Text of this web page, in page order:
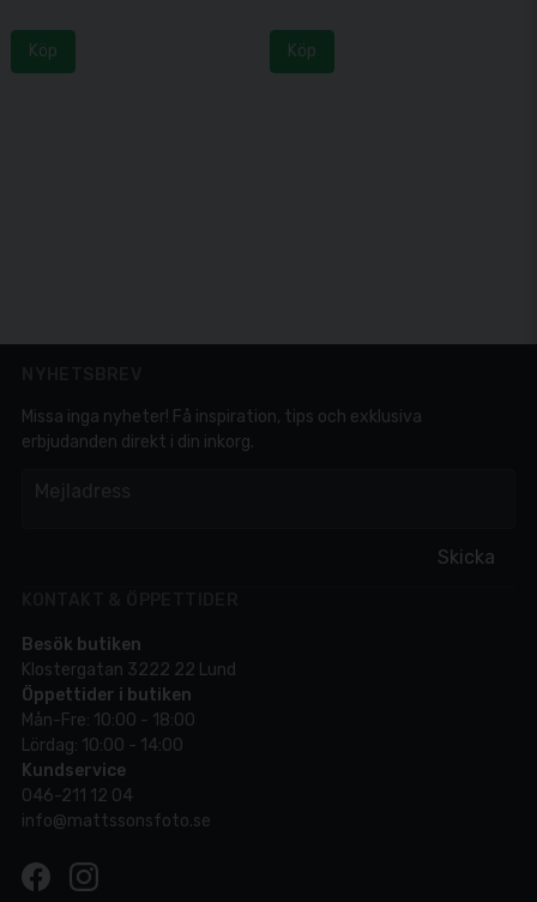
Köp Köp
Skicka
Missa inga nyheter! Få inspiration, tips och exklusiva
erbjudanden direkt i din inkorg.
Besök butiken
Klostergatan 3222 22 Lund
Öppettider i butiken
Mån-Fre: 10:00 - 18:00
Lördag: 10:00 - 14:00
Kundservice
046-211 12 04
info@mattssonsfoto.se